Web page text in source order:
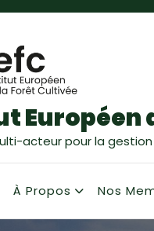
Européen
acteur pour la
À Propos Nos